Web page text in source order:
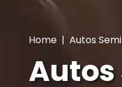
Home | Autos
Autos